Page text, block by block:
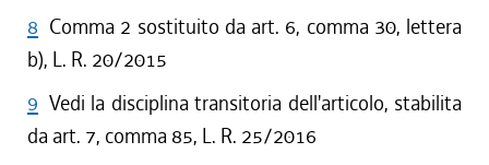
8 Comma 2 sostituito da art. 6, comma 30, lettera
b), L. R. 20/2015
9 Vedi la disciplina transitoria dell'articolo, stabilita
da art. 7, comma 85, L. R. 25/2016